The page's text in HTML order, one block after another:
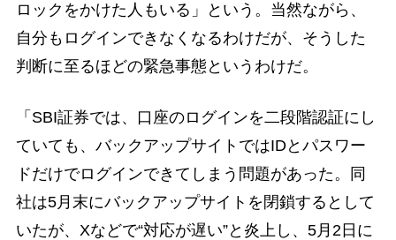
ロックをかけた人もいる」という。当然ながら、
自分もログインできなくなるわけだが、そうした
判断に至るほどの緊急事態というわけだ。
「SBI証券では、口座のログインを二段階認証にし
ていても、バックアップサイトではIDとパスワー
ドだけでログインできてしまう問題があった。同
社は5月末にバックアップサイトを閉鎖するとして
いたが、Xなどで“対応が遅い”と炎上し、5月2日に